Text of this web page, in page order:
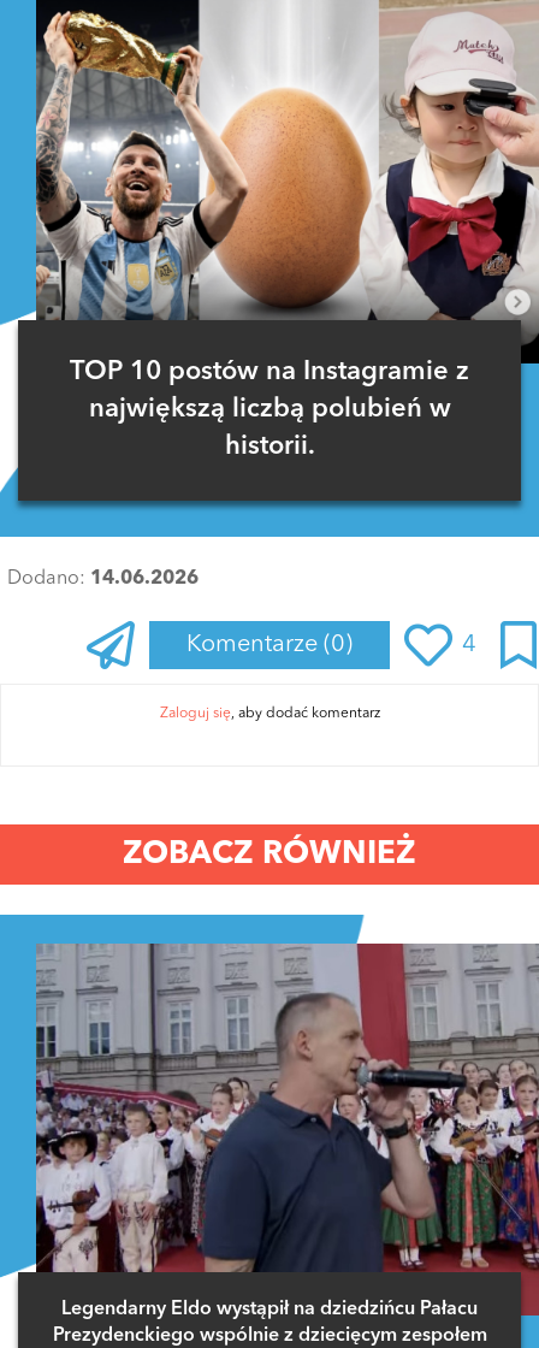
TOP 10 postów na Instagramie z
największą liczbą polubień w
historii.
Dodano: 14.06.2026
Komentarze (0) 4
Zaloguj się, aby dodać komentarz
ZOBACZ RÓWNIEŻ
Legendarny Eldo wystąpił na dziedzińcu Pałacu
Prezydenckiego wspólnie z dziecięcym zespołem